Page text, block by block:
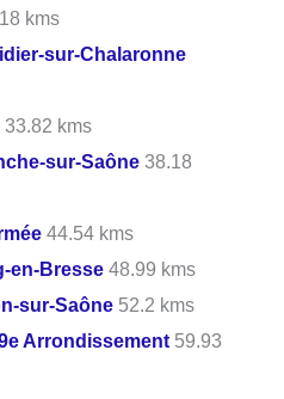
kms
sur-Chalaronne
33.82 kms
sur-Saône 38.18
44.54 kms
en-Bresse 48.99 kms
sur-Saône 52.2 kms
Arrondissement 59.93